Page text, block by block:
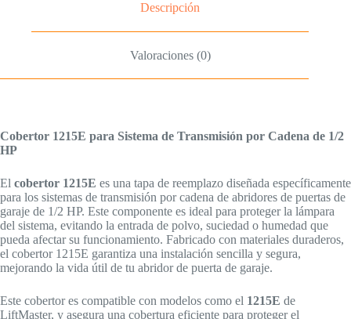
Descripción
Valoraciones (0)
Cobertor 1215E para Sistema de Transmisión por Cadena de 1/2
HP
El cobertor 1215E es una tapa de reemplazo diseñada específicamente
para los sistemas de transmisión por cadena de abridores de puertas de
garaje de 1/2 HP. Este componente es ideal para proteger la lámpara
del sistema, evitando la entrada de polvo, suciedad o humedad que
pueda afectar su funcionamiento. Fabricado con materiales duraderos,
el cobertor 1215E garantiza una instalación sencilla y segura,
mejorando la vida útil de tu abridor de puerta de garaje.
Este cobertor es compatible con modelos como el 1215E de
LiftMaster, y asegura una cobertura eficiente para proteger el